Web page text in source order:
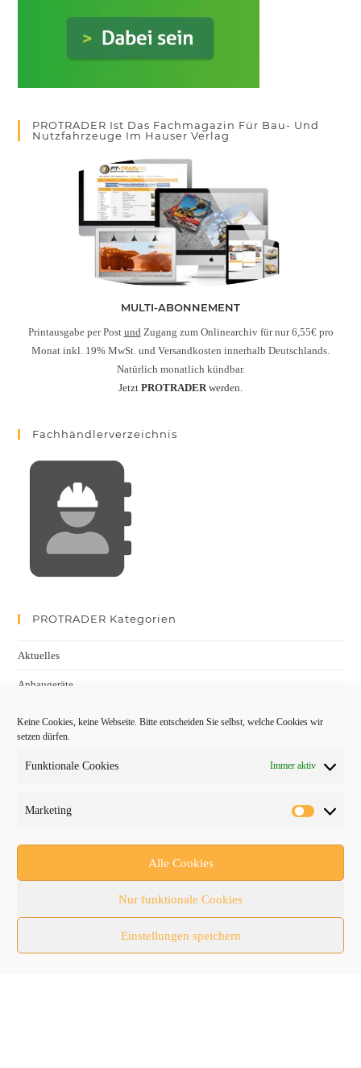
Keine Cookies, keine Webseite. Bitte entscheiden Sie selbst, welche Cookies wir
setzen dürfen.
Funktionale Cookies Immer aktiv
Marketing
Alle Cookies
Nur funktionale Cookies
Einstellungen speichern
PROTRADER Ist Das Fachmagazin Für Bau- Und
Nutzfahrzeuge Im Hauser Verlag
MULTI-ABONNEMENT
Printausgabe per Post und Zugang zum Onlinearchiv für nur 6,55€ pro
Monat inkl. 19% MwSt. und Versandkosten innerhalb Deutschlands.
Natürlich monatlich kündbar.
Jetzt PROTRADERwerden.
Fachhändlerverzeichnis
PROTRADER Kategorien
Aktuelles
Anbaugeräte
Baumaschinen
Fachmessen
Nutzfahrzeuge
RATL 2025 | RecyclingAKTIV & TiefbauLIVE